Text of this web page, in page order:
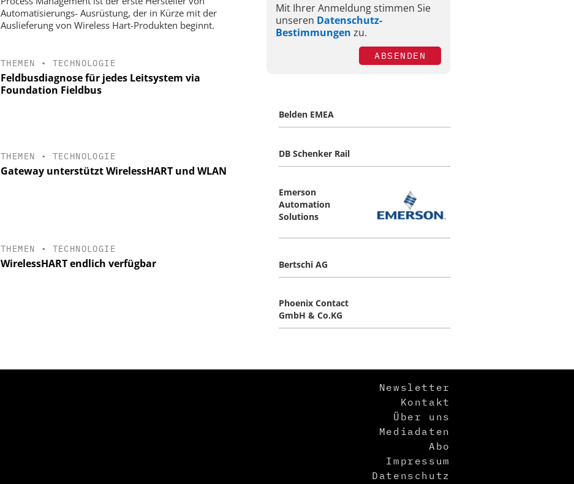
Automatisierungs- Ausrüstung, der in Kürze mit der
Auslieferung von Wireless Hart-Produkten beginnt.
THEMEN • TECHNOLOGIE
Feldbusdiagnose für jedes Leitsystem via
Foundation Fieldbus
THEMEN • TECHNOLOGIE
Gateway unterstützt WirelessHART und WLAN
THEMEN • TECHNOLOGIE
WirelessHART endlich verfügbar
Mit Ihrer Anmeldung stimmen Sie
unseren Datenschutz-
Bestimmungen zu.
ABSENDEN
Belden EMEA
DB Schenker Rail
Emerson
Automation
Solutions
Bertschi AG
Phoenix Contact
GmbH & Co.KG
Newsletter
Kontakt
Über uns
Mediadaten
Abo
Impressum
Datenschutz